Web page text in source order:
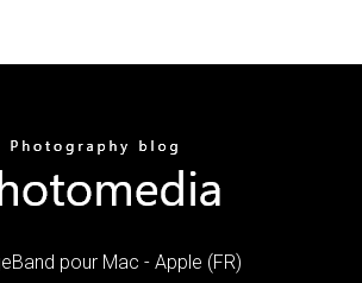
pour Mac - Apple (FR)